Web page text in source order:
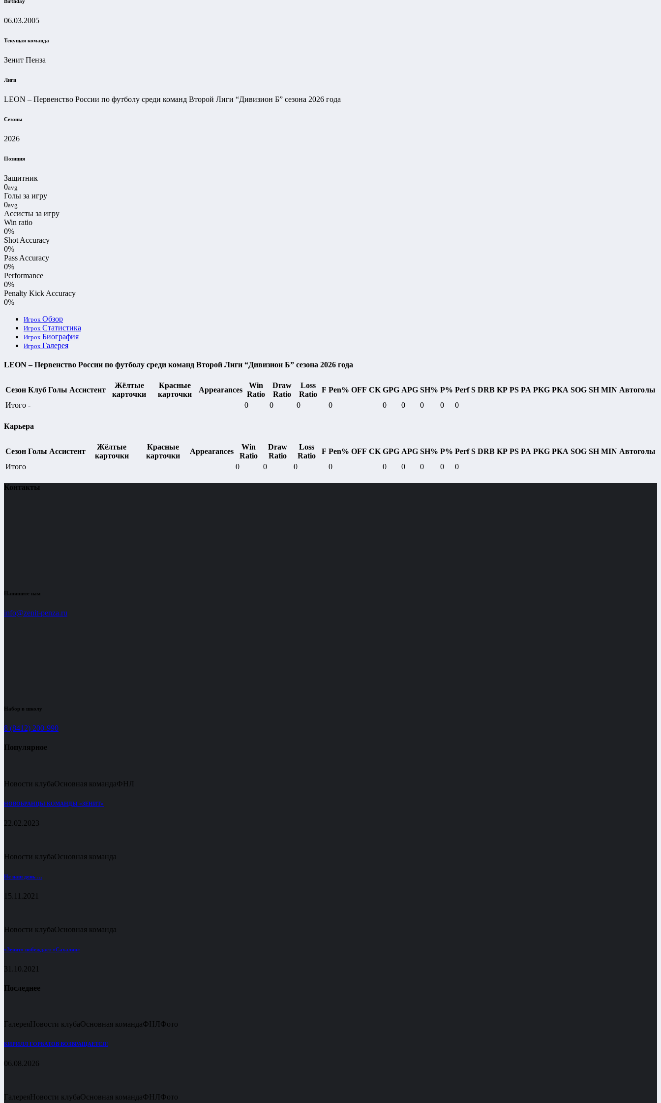
06.03.2005
Текущая команда
Зенит Пенза
Лиги
LEON – Первенство России по футболу среди команд Второй Лиги “Дивизион Б” сезона 2026 года
Сезоны
2026
Позиция
Защитник
0avg
Голы за игру
0avg
Ассисты за игру
Win ratio
0%
Shot Accuracy
0%
Pass Accuracy
0%
Performance
0%
Penalty Kick Accuracy
0%
Игрок Обзор
Игрок Статистика
Игрок Биография
Игрок Галерея
LEON – Первенство России по футболу среди команд Второй Лиги “Дивизион Б” сезона 2026 года
Сезон Клуб Голы Ассистент
Жёлтые
карточки
Красные
карточки
Appearances
Win
Ratio
Draw
Ratio
Loss
Ratio
F Pen% OFF CK GPG APG SH% P% Perf S DRB KP PS PA PKG PKA SOG SH MIN Автоголы
Итого - 0 0 0 0 0 0 0 0 0
Карьера
Сезон Голы Ассистент
Жёлтые
карточки
Красные
карточки
Appearances
Win
Ratio
Draw
Ratio
Loss
Ratio
F Pen% OFF CK GPG APG SH% P% Perf S DRB KP PS PA PKG PKA SOG SH MIN Автоголы
Итого
0 0 0 0 0 0 0 0 0
Контакты
Напишите нам
info@zenit-penza.ru
Набор в школу
8 (8412) 200-990
Популярное
Новости клубаОсновная командаФНЛ
НОВОБРАНЦЫ КОМАНДЫ «ЗЕНИТ»
22.02.2023
Новости клубаОсновная команда
Не наш день …
15.11.2021
Новости клубаОсновная команда
«Зенит» побеждает «Сахалин»
31.10.2021
Последнее
ГалереяНовости клубаОсновная командаФНЛФото
КИРИЛЛ ГОРБАТОВ ВОЗВРАЩАЕТСЯ!
06.08.2026
ГалереяНовости клубаОсновная командаФНЛФото